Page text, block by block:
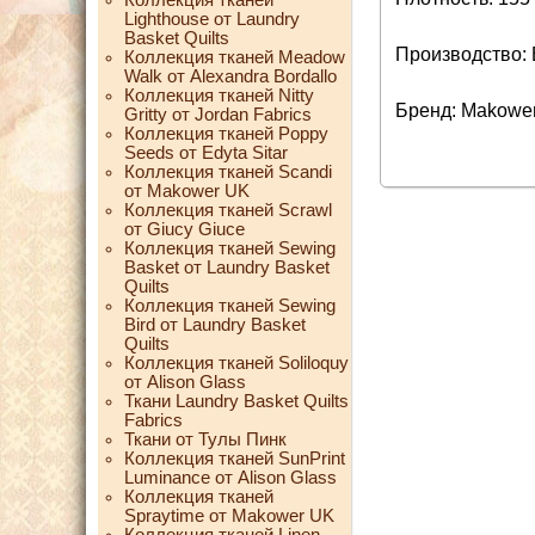
Lighthouse от Laundry
Basket Quilts
Коллекция тканей Meadow
Walk от Alexandra Bordallo
Коллекция тканей Nitty
Gritty от Jordan Fabrics
Коллекция тканей Poppy
Seeds от Edyta Sitar
Коллекция тканей Scandi
от Makower UK
Коллекция тканей Scrawl
от Giucy Giuce
Коллекция тканей Sewing
Basket от Laundry Basket
Quilts
Коллекция тканей Sewing
Bird от Laundry Basket
Quilts
Коллекция тканей Soliloquy
от Alison Glass
Ткани Laundry Basket Quilts
Fabrics
Ткани от Тулы Пинк
Коллекция тканей SunPrint
Luminance от Alison Glass
Коллекция тканей
Spraytime от Makower UK
Производство:
Бренд: